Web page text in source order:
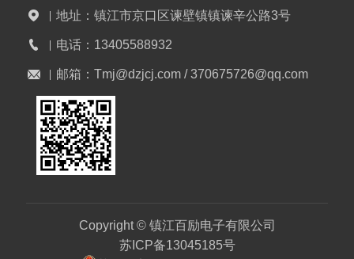
地址： 镇江市京口区谏壁镇镇谏辛公路3号
电话： 13405588932
邮箱： Tmj@dzjcj.com / 370675726@qq.com
Copyright © 镇江百励电子有限公司
苏ICP备13045185号